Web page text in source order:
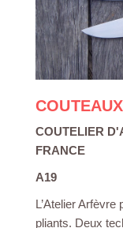
COUTELIER
FRANCE
A19
L’Atelier
pliants. Deux